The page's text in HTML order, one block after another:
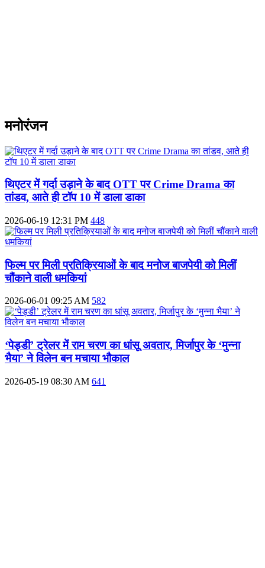
मनोरंजन
थिएटर में गर्दा उड़ाने के बाद OTT पर Crime Drama का
तांडव, आते ही टॉप 10 में डाला डाका
2026-06-19 12:31 PM 448
फिल्म पर मिली प्रतिक्रियाओं के बाद मनोज बाजपेयी को मिलीं
चौंकाने वाली धमकियां
2026-06-01 09:25 AM 582
‘पेड्डी’ ट्रेलर में राम चरण का धांसू अवतार, मिर्जापुर के ‘मुन्ना
भैया’ ने विलेन बन मचाया भौकाल
2026-05-19 08:30 AM 641